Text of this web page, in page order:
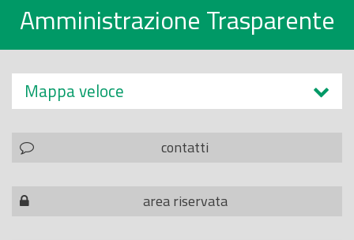
Amministrazione Trasparente
Mappa veloce
contatti
area riservata